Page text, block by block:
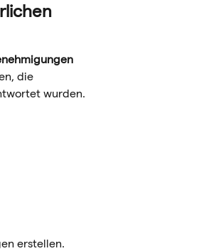
die
wurden.
erstellen.